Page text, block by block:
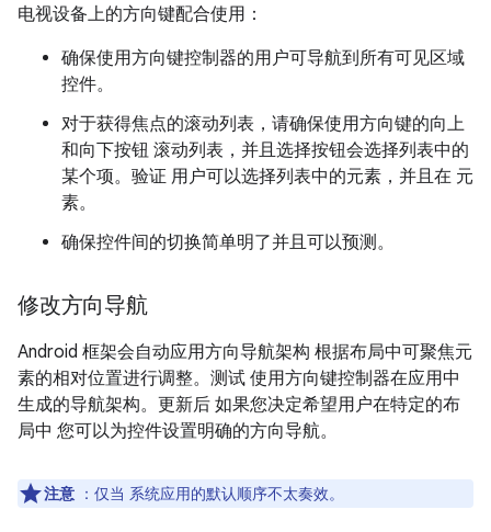
电视设备上的方向键配合使用：
确保使用方向键控制器的用户可导航到所有可见区域
控件。
对于获得焦点的滚动列表，请确保使用方向键的向上
和向下按钮 滚动列表，并且选择按钮会选择列表中的
某个项。验证 用户可以选择列表中的元素，并且在 元
素。
确保控件间的切换简单明了并且可以预测。
修改方向导航
Android 框架会自动应用方向导航架构 根据布局中可聚焦元
素的相对位置进行调整。测试 使用方向键控制器在应用中
生成的导航架构。更新后 如果您决定希望用户在特定的布
局中 您可以为控件设置明确的方向导航。
注意 ：仅当 系统应用的默认顺序不太奏效。